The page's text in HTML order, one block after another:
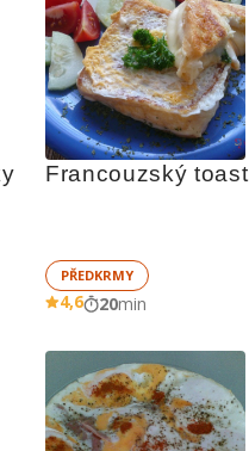
Francouzský toast
PŘEDKRMY
4,6 20min